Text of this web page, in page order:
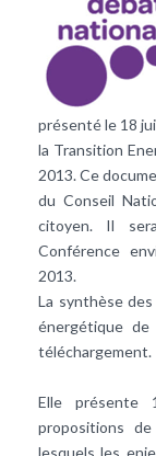
présenté le 18
la Transition
2013. Ce
du Conseil
citoyen. Il
Conférence
2013.
La synthèse
énergétique
téléchargement.
Elle présente
propositions